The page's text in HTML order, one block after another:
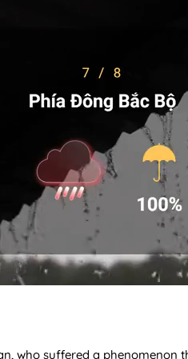
who suffered a phenomenon